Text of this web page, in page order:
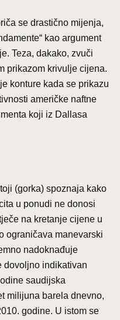
se drastično mijenja,
kao argument
Teza, dakako, zvuči
prikazom krivulje cijena.
konture kada se prikazu
američke naftne
koji iz Dallasa
(gorka) spoznaja kako
u ponudi ne donosi
na kretanje cijene u
ograničava manevarski
nadoknađuje
dovoljno indikativan
saudijska
milijuna barela dnevno,
godine. U istom se